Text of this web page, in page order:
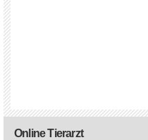
Online Tierarzt